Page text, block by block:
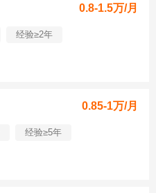
0.8-1.5万/月
经验≥2年
0.85-1万/月
经验≥5年